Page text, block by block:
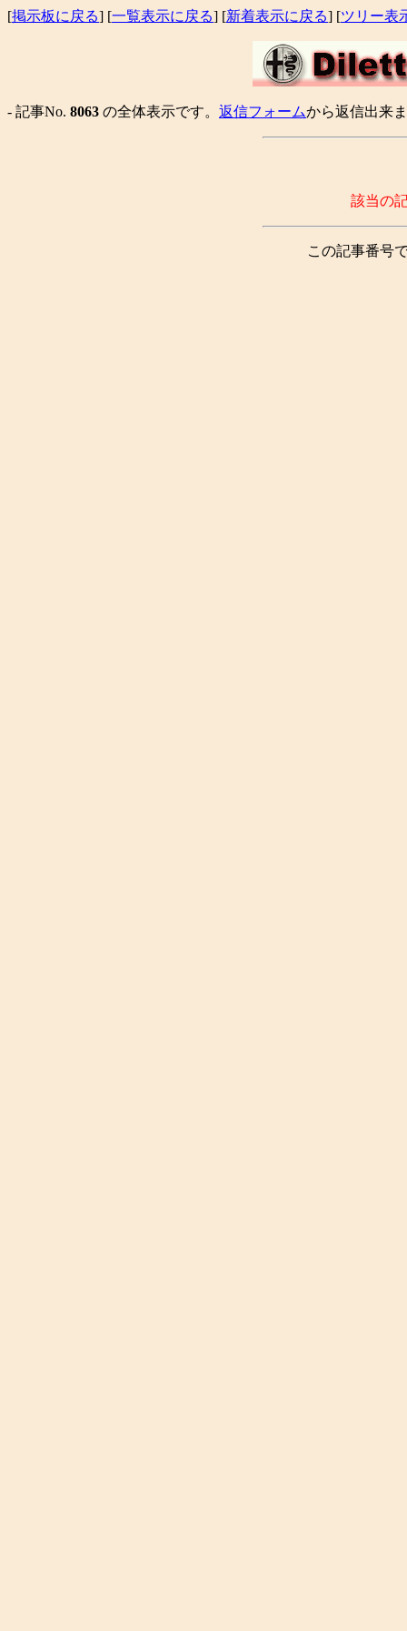
[掲示板に戻る] [一覧表示に戻る] [新着表示に戻る] [ツリー表
- 記事No. 8063 の全体表示です。 返信フォームから返信出来
該当の
この記事番号